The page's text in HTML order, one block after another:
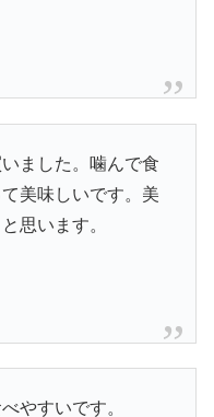
ました。噛んで食
美味しいです。美
思います。
やすいです。